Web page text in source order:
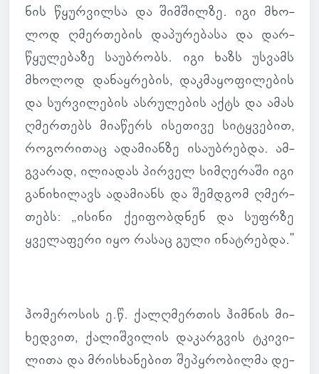
ნის წყურ­ვილსა და შიმ­შილზე. იგი მხო­
ლოდ ღმერ­თე­ბის და­პუ­რე­ბასა და დარ­
წყუ­ლე­ბაზე სა­უბ­რობს. იგი ხაზს უს­ვამს
მხო­ლოდ და­ნაყ­რე­ბის, დაკ­მა­ყო­ფი­ლე­ბის
და სურ­ვი­ლე­ბის ას­რუ­ლე­ბის აქტს და ამას
ღმერ­თებს მი­ა­წერს ისე­თივე სი­ტყვე­ბით,
რო­გო­რი­თაც ადა­მი­ანზე ისა­უბ­რებდა. ამ­
გვა­რად, ილი­ა­დას პირ­ველ სიმ­ღე­რაში იგი
გა­ნი­ხი­ლავს ადა­მი­ანს და შემ­დგომ ღმერ­
თებს: „ისინი ქე­ი­ფობ­დნენ და სუფრზე
ყვე­ლა­ფერი იყო რასაც გული ინატ­რებდა."
ჰო­მე­რო­სის ე.წ. ქალღმერ­თის ჰიმ­ნის მი­
ხედ­ვით, ქა­ლიშ­ვი­ლის და­კარ­გვის ტკი­ვი­
ლითა და მრის­ხა­ნე­ბით შე­პყრო­ბილმა დე­